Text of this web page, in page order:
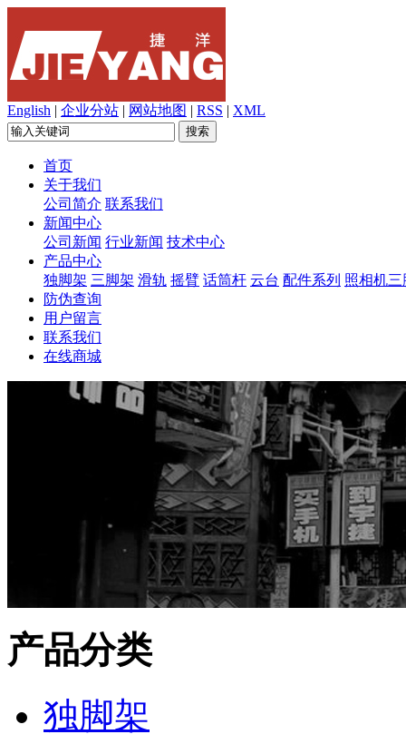
English | 企业分站 | 网站地图 | RSS | XML
首页
关于我们
公司简介 联系我们
新闻中心
公司新闻 行业新闻 技术中心
产品中心
独脚架 三脚架 滑轨 摇臂 话筒杆 云台 配件系列 照相机三
防伪查询
用户留言
联系我们
在线商城
产品分类
独脚架